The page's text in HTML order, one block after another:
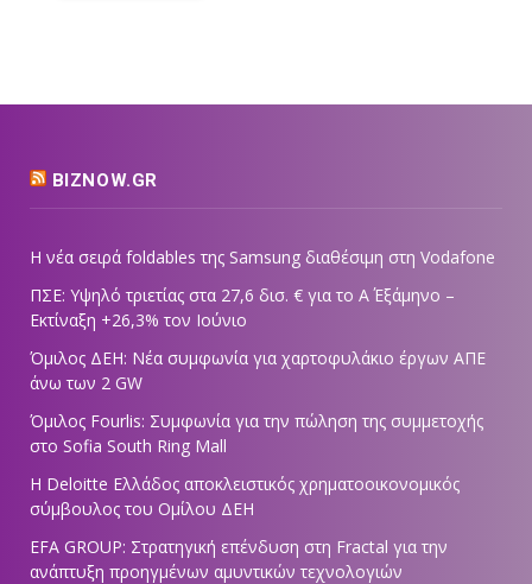
BIZNOW.GR
Η νέα σειρά foldables της Samsung διαθέσιμη στη Vodafone
ΠΣΕ: Υψηλό τριετίας στα 27,6 δισ. € για το Α΄ Εξάμηνο –
Εκτίναξη +26,3% τον Ιούνιο
Όμιλος ΔΕΗ: Νέα συμφωνία για χαρτοφυλάκιο έργων ΑΠΕ
άνω των 2 GW
Όμιλος Fourlis: Συμφωνία για την πώληση της συμμετοχής
στο Sofia South Ring Mall
Η Deloitte Ελλάδος αποκλειστικός χρηματοοικονομικός
σύμβουλος του Ομίλου ΔΕΗ
EFA GROUP: Στρατηγική επένδυση στη Fractal για την
ανάπτυξη προηγμένων αμυντικών τεχνολογιών